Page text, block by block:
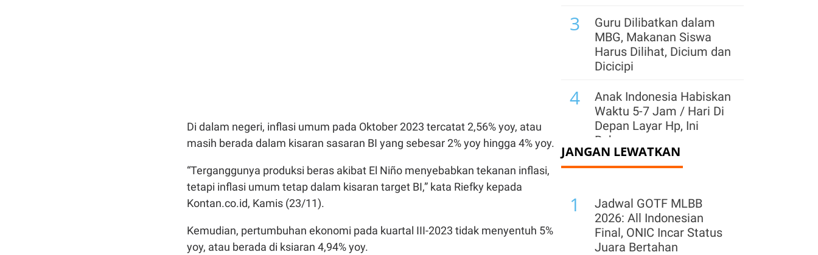
Di dalam negeri, inflasi umum pada Oktober 2023 tercatat 2,56% yoy, atau
masih berada dalam kisaran sasaran BI yang sebesar 2% yoy hingga 4% yoy.
“Terganggunya produksi beras akibat El Niño menyebabkan tekanan inflasi,
tetapi inflasi umum tetap dalam kisaran target BI,” kata Riefky kepada
Kontan.co.id, Kamis (23/11).
Kemudian, pertumbuhan ekonomi pada kuartal III-2023 tidak menyentuh 5%
yoy, atau berada di ksiaran 4,94% yoy.
3
Guru Dilibatkan dalam
MBG, Makanan Siswa
Harus Dilihat, Dicium dan
Dicicipi
4
Anak Indonesia Habiskan
Waktu 5-7 Jam / Hari Di
Depan Layar Hp, Ini
Bahayanya
5
PPh 22 Ditunda,
Pajak Penjual Paling
Lambat 30 September
Cadangan Devisa
JANGAN LEWATKAN
1
Jadwal GOTF MLBB
2026: All Indonesian
Final, ONIC Incar Status
Juara Bertahan